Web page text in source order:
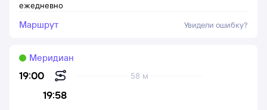
ежедневно
Маршрут Увидели ошибку?
19:00
19:58
58 м
Меридиан